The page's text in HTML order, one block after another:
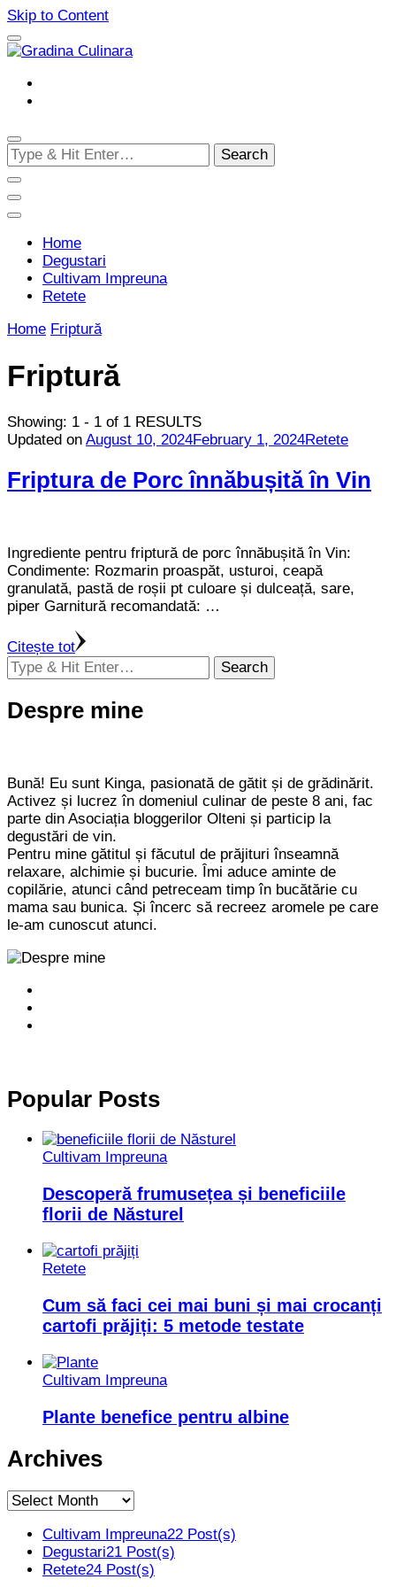
Skip to Content
Gradina Culinara
Cultivam retete delicioase
Looking
for
Something?
Home
Degustari
Cultivam Impreuna
Retete
Home Friptură
Friptură
Showing: 1 - 1 of 1 RESULTS
Updated on August 10, 2024February 1, 2024Retete
Friptura de Porc înnăbușită în Vin
Ingrediente pentru friptură de porc înnăbușită în Vin:
Condimente: Rozmarin proaspăt, usturoi, ceapă
granulată, pastă de roșii pt culoare și dulceață, sare,
piper Garnitură recomandată: …
Citește tot
Looking
for
Something?
Despre mine
Bună! Eu sunt Kinga, pasionată de gătit și de grădinărit.
Activez și lucrez în domeniul culinar de peste 8 ani, fac
parte din Asociația bloggerilor Olteni și particip la
degustări de vin.
Pentru mine gătitul și făcutul de prăjituri înseamnă
relaxare, alchimie și bucurie. Îmi aduce aminte de
copilărie, atunci când petreceam timp în bucătărie cu
mama sau bunica. Și încerc să recreez aromele pe care
le-am cunoscut atunci.
Popular Posts
Cultivam Impreuna
Descoperă frumusețea și beneficiile
florii de Năsturel
Retete
Cum să faci cei mai buni și mai crocanți
cartofi prăjiți: 5 metode testate
Cultivam Impreuna
Plante benefice pentru albine
Archives
Archives
Cultivam Impreuna22 Post(s)
Degustari21 Post(s)
Retete24 Post(s)